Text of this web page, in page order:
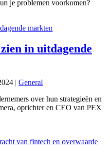
je problemen voorkomen?
in uitdagende
| General
over hun strategieën en
oprichter en CEO van PEX